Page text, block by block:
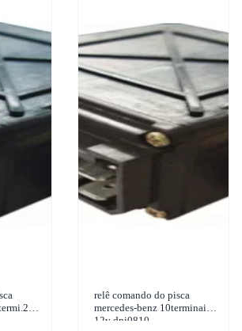
relê comando do pisca
mercedes-benz 10terminais
12v dni0810